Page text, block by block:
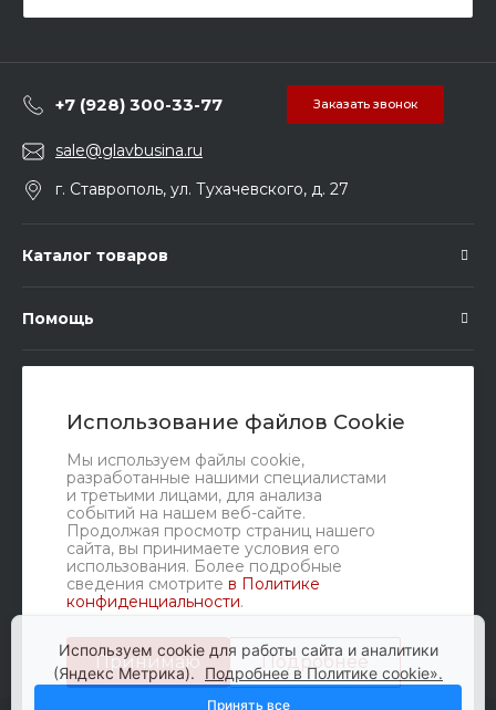
Использование файлов Cookie
Мы используем файлы cookie,
разработанные нашими специалистами
и третьими лицами, для анализа
событий на нашем веб-сайте.
Продолжая просмотр страниц нашего
сайта, вы принимаете условия его
использования. Более подробные
сведения смотрите в Политике
конфиденциальности.
Принимаю Подробнее
+7 (928) 300-33-77 Заказать звонок
sale@glavbusina.ru
г. Ставрополь, ул. Тухачевского, д. 27
Каталог товаров
Помощь
Мы в соц. сетях
Используем cookie для работы сайта и аналитики
(Яндекс Метрика). Подробнее в Политике cookie».
Принять все